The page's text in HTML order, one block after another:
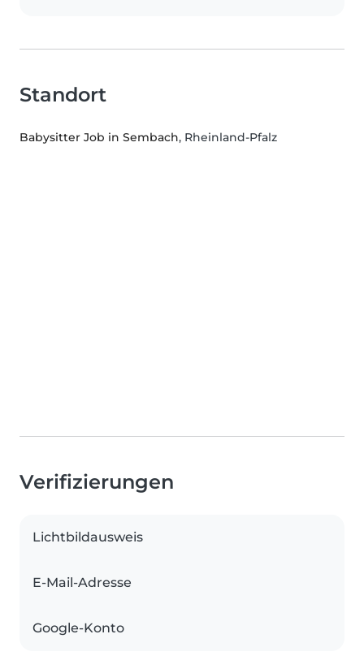
Standort
Babysitter Job in Sembach, Rheinland-Pfalz
Verifizierungen
Lichtbildausweis
E-Mail-Adresse
Google-Konto